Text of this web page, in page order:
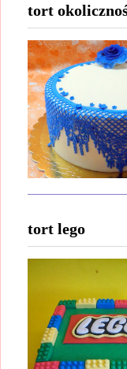
tort
tort lego